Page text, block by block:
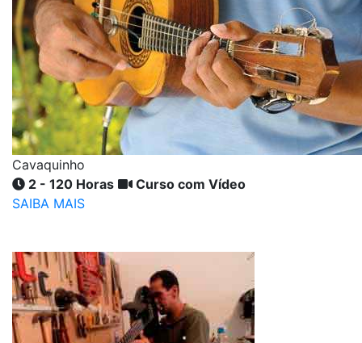
Cavaquinho
2 - 120 Horas
Curso com Vídeo
SAIBA MAIS